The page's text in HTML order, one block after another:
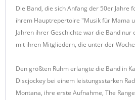
Die Band, die sich Anfang der 50er Jahre
ihrem Hauptrepertoire "Musik für Mama
Jahren ihrer Geschichte war die Band
mit ihren Mitgliedern, die unter der
Den größten Ruhm erlangte die Band in
Discjockey bei einem leistungsstarken
Montana, ihre erste Aufnahme, The